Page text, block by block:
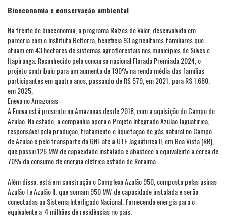
Bioeconomia e conservação ambiental
Na frente de bioeconomia, o programa Raízes de Valor, desenvolvido em
parceria com o Instituto Belterra, beneficia 93 agricultores familiares que
atuam em 43 hectares de sistemas agroflorestais nos municípios de Silves e
Itapiranga. Reconhecido pelo concurso nacional Florada Premiada 2024, o
projeto contribuiu para um aumento de 190% na renda média das famílias
participantes em quatro anos, passando de R$ 579, em 2021, para R$ 1.680,
em 2025.
Eneva no Amazonas
A Eneva está presente no Amazonas desde 2018, com a aquisição do Campo de
Azulão. No estado, a companhia opera o Projeto Integrado Azulão Jaguatirica,
responsável pela produção, tratamento e liquefação de gás natural no Campo
de Azulão e pelo transporte do GNL até a UTE Jaguatirica II, em Boa Vista (RR),
que possui 126 MW de capacidade instalada e abastece o equivalente a cerca de
70% do consumo de energia elétrica estado de Roraima.
Além disso, está em construção o Complexo Azulão 950, composto pelas usinas
Azulão I e Azulão II, que somam 950 MW de capacidade instalada e serão
conectadas ao Sistema Interligado Nacional, fornecendo energia para o
equivalente a 4 milhões de residências no país.